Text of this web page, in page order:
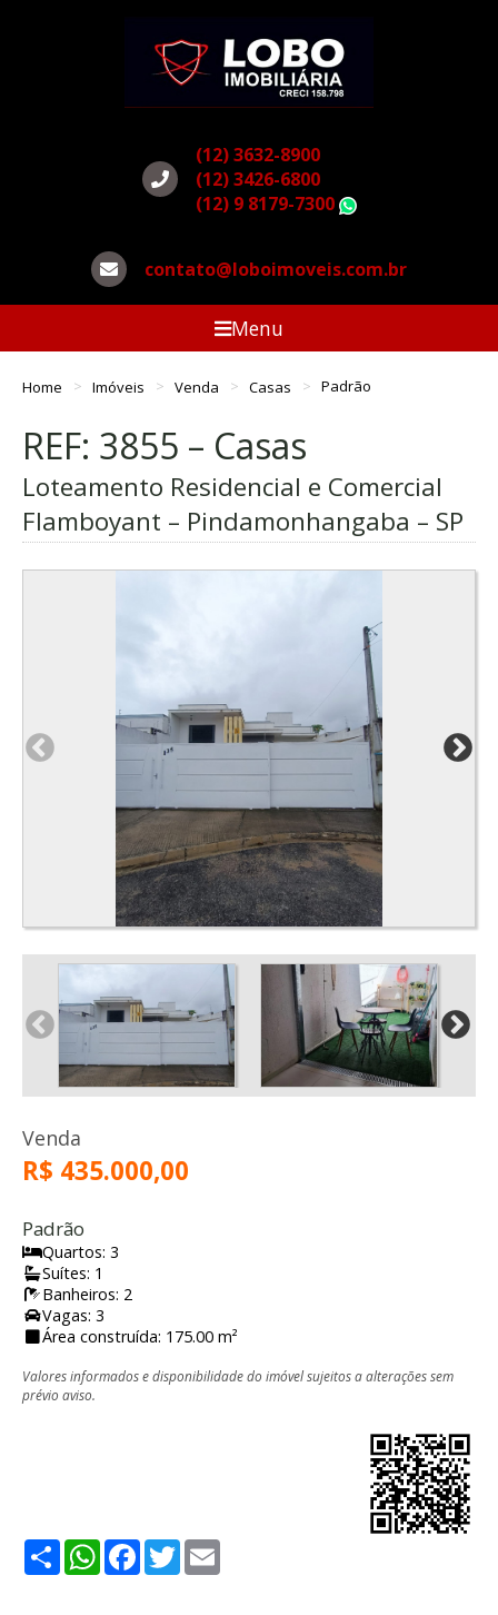
(12) 3632-8900
(12) 3426-6800
(12) 9 8179-7300
contato@loboimoveis.com.br
Menu
Home Imóveis Venda Casas Padrão
REF: 3855 – Casas
Loteamento Residencial e Comercial
Flamboyant – Pindamonhangaba – SP
Venda
R$ 435.000,00
Padrão
Quartos: 3
Suítes: 1
Banheiros: 2
Vagas: 3
Área construída: 175.00 m²
Valores informados e disponibilidade do imóvel sujeitos a alterações sem
prévio aviso.
ShareWhatsApp
Facebook
Twitter